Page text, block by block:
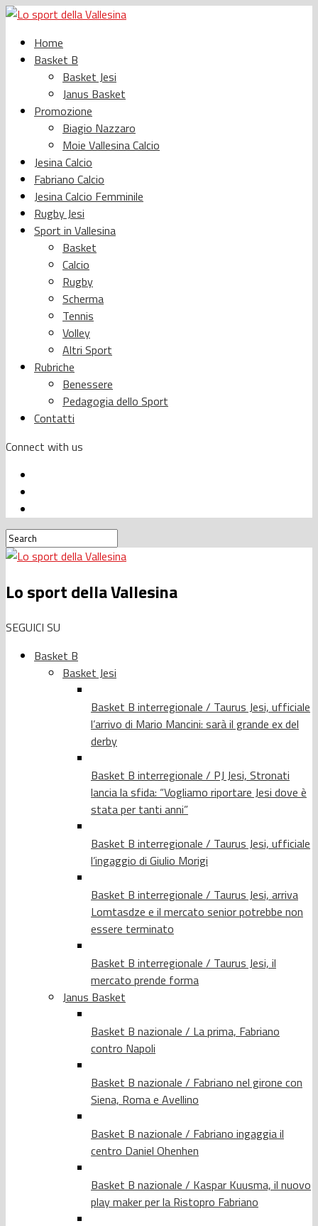
Home
Basket B
Basket Jesi
Janus Basket
Promozione
Biagio Nazzaro
Moie Vallesina Calcio
Jesina Calcio
Fabriano Calcio
Jesina Calcio Femminile
Rugby Jesi
Sport in Vallesina
Basket
Calcio
Rugby
Scherma
Tennis
Volley
Altri Sport
Rubriche
Benessere
Pedagogia dello Sport
Contatti
Connect with us
Lo sport della Vallesina
SEGUICI SU
Basket B
Basket Jesi
Basket B interregionale / Taurus Jesi, ufficiale
l’arrivo di Mario Mancini: sarà il grande ex del
derby
Basket B interregionale / PJ Jesi, Stronati
lancia la sfida: “Vogliamo riportare Jesi dove è
stata per tanti anni”
Basket B interregionale / Taurus Jesi, ufficiale
l’ingaggio di Giulio Morigi
Basket B interregionale / Taurus Jesi, arriva
Lomtasdze e il mercato senior potrebbe non
essere terminato
Basket B interregionale / Taurus Jesi, il
mercato prende forma
Janus Basket
Basket B nazionale / La prima, Fabriano
contro Napoli
Basket B nazionale / Fabriano nel girone con
Siena, Roma e Avellino
Basket B nazionale / Fabriano ingaggia il
centro Daniel Ohenhen
Basket B nazionale / Kaspar Kuusma, il nuovo
play maker per la Ristopro Fabriano